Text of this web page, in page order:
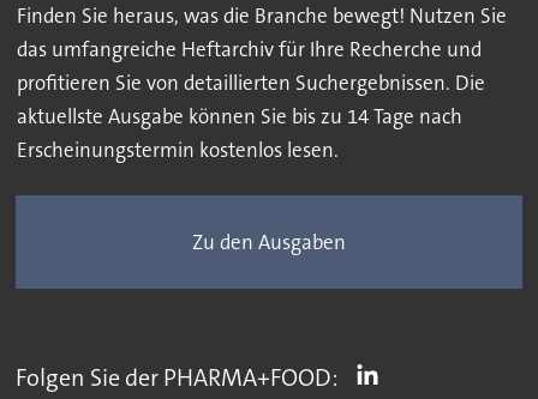
Finden Sie heraus, was die Branche bewegt! Nutzen Sie
das umfangreiche Heftarchiv für Ihre Recherche und
profitieren Sie von detaillierten Suchergebnissen. Die
aktuellste Ausgabe können Sie bis zu 14 Tage nach
Erscheinungstermin kostenlos lesen.
Zu den Ausgaben
Folgen Sie der PHARMA+FOOD: